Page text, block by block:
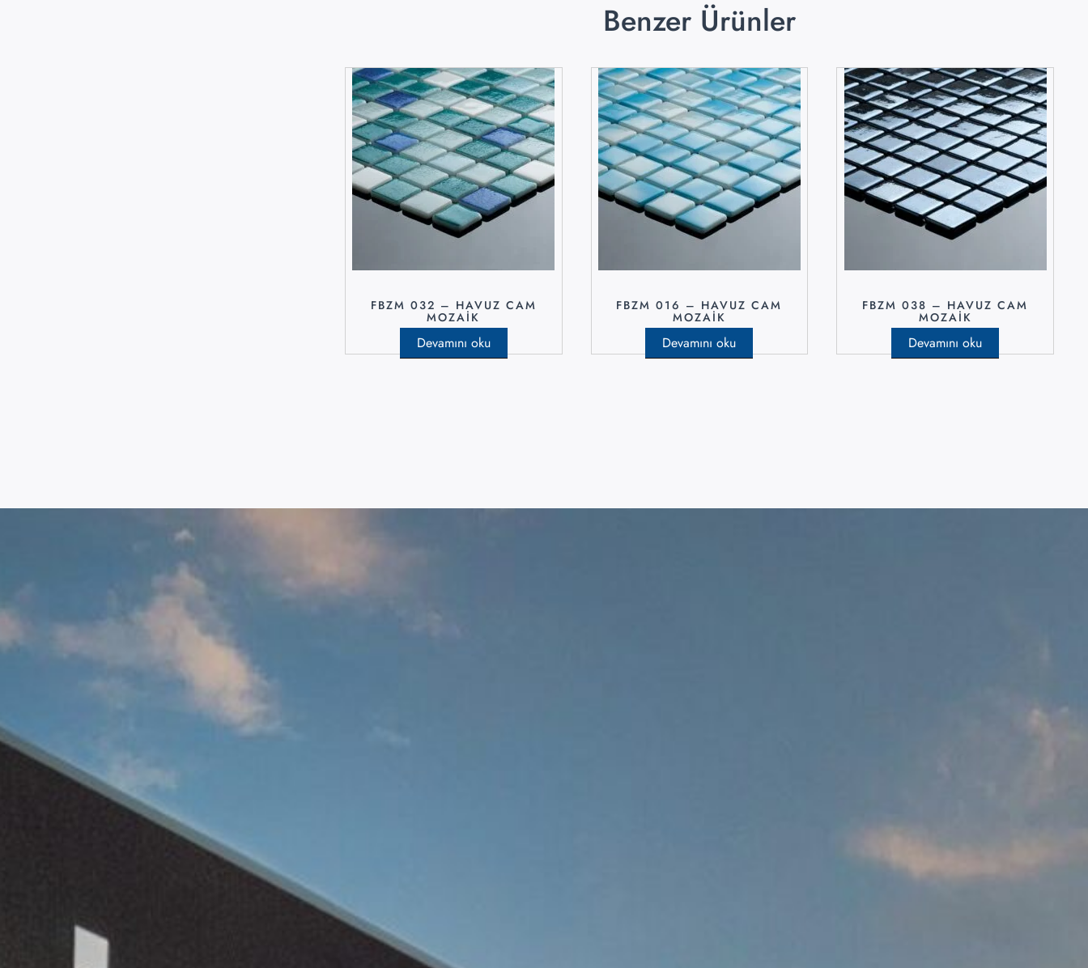
Benzer Ürünler
FBZM 032 – HAVUZ CAM
MOZAIK
Devamını oku
FBZM 016 – HAVUZ CAM
MOZAIK
Devamını oku
FBZM 038 – HAVUZ CAM
MOZAIK
Devamını oku